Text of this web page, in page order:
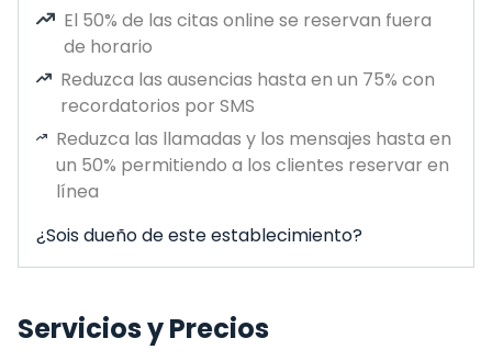
El 50% de las citas online se reservan fuera
de horario
Reduzca las ausencias hasta en un 75% con
recordatorios por SMS
Reduzca las llamadas y los mensajes hasta en
un 50% permitiendo a los clientes reservar en
línea
¿Sois dueño de este establecimiento?
Servicios y Precios